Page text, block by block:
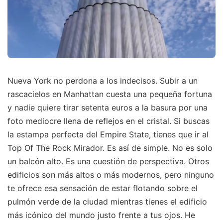
Nueva York no perdona a los indecisos. Subir a un
rascacielos en Manhattan cuesta una pequeña fortuna
y nadie quiere tirar setenta euros a la basura por una
foto mediocre llena de reflejos en el cristal. Si buscas
la estampa perfecta del Empire State, tienes que ir al
Top Of The Rock Mirador. Es así de simple. No es solo
un balcón alto. Es una cuestión de perspectiva. Otros
edificios son más altos o más modernos, pero ninguno
te ofrece esa sensación de estar flotando sobre el
pulmón verde de la ciudad mientras tienes el edificio
más icónico del mundo justo frente a tus ojos. He